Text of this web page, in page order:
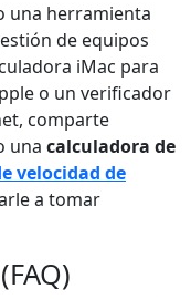
una herramienta
de equipos
iMac para
o un verificador
comparte
una calculadora de
velocidad de
a tomar